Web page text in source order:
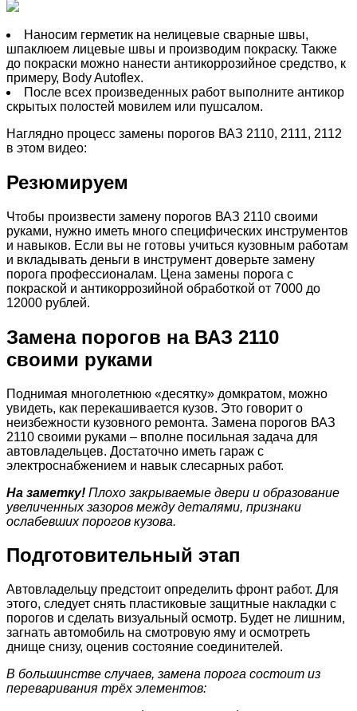
Наносим герметик на нелицевые сварные швы,
шпаклюем лицевые швы и производим покраску. Также
до покраски можно нанести антикоррозийное средство, к
примеру, Body Autoflex.
После всех произведенных работ выполните антикор
скрытых полостей мовилем или пушсалом.
Наглядно процесс замены порогов ВАЗ 2110, 2111, 2112
в этом видео:
Резюмируем
Чтобы произвести замену порогов ВАЗ 2110 своими
руками, нужно иметь много специфических инструментов
и навыков. Если вы не готовы учиться кузовным работам
и вкладывать деньги в инструмент доверьте замену
порога профессионалам. Цена замены порога с
покраской и антикоррозийной обработкой от 7000 до
12000 рублей.
Замена порогов на ВАЗ 2110
своими руками
Поднимая многолетнюю «десятку» домкратом, можно
увидеть, как перекашивается кузов. Это говорит о
неизбежности кузовного ремонта. Замена порогов ВАЗ
2110 своими руками – вполне посильная задача для
автовладельцев. Достаточно иметь гараж с
электроснабжением и навык слесарных работ.
На заметку! Плохо закрываемые двери и образование
увеличенных зазоров между деталями, признаки
ослабевших порогов кузова.
Подготовительный этап
Автовладельцу предстоит определить фронт работ. Для
этого, следует снять пластиковые защитные накладки с
порогов и сделать визуальный осмотр. Будет не лишним,
загнать автомобиль на смотровую яму и осмотреть
днище снизу, оценив состояние соединителей.
В большинстве случаев, замена порога состоит из
переваривания трёх элементов: